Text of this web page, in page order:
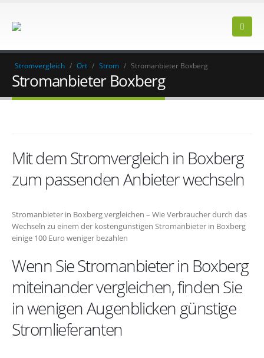
Stromvergleich / Ort / Strom / Stromanbieter Boxberg
Stromanbieter Boxberg
Mit dem Stromvergleich in Boxberg
zum passenden Anbieter wechseln
Stromanbieter in Boxberg vergleichen – Wie Verbraucher durch das
Wechseln zu einem der kostengünstigen Stromanbieter in Boxberg
einige 100 Euro weniger bezahlen
Wenn Sie Stromanbieter in Boxberg
miteinander vergleichen, finden Sie
in wenigen Augenblicken günstige
Stromlieferanten